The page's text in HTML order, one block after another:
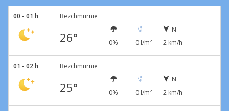
00 - 01 h Bezchmurnie
26° 0% 0 l/m²
N
2 km/h
01 - 02 h Bezchmurnie
25° 0% 0 l/m²
N
2 km/h